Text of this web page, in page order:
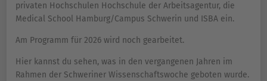
privaten Hochschulen Hochschule der Arbeitsagentur, die
Medical School Hamburg/Campus Schwerin und ISBA ein.
Am Programm für 2026 wird noch gearbeitet.
Hier kannst du sehen, was in den vergangenen Jahren im
Rahmen der Schweriner Wissenschaftswoche geboten wurde.